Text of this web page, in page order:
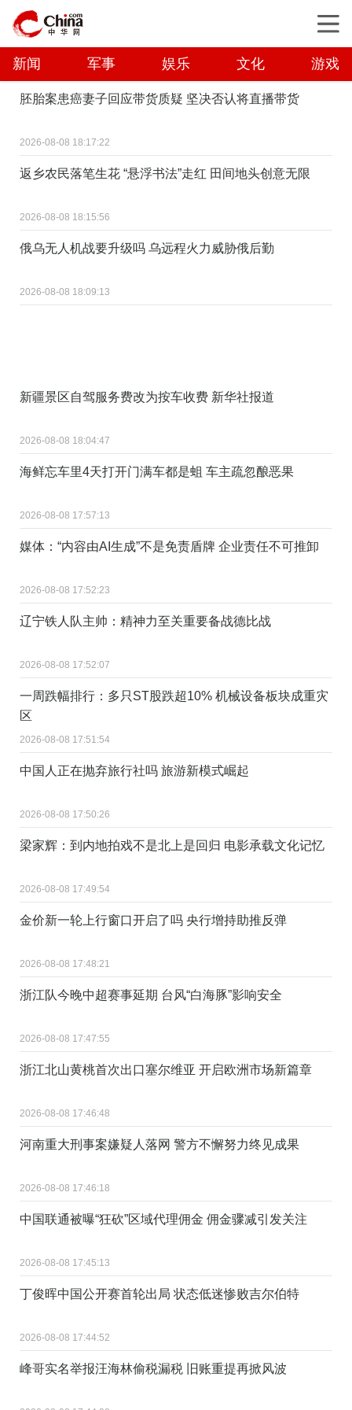
新闻 军事 娱乐 文化 游戏
胚胎案患癌妻子回应带货质疑 坚决否认将直播带货
2026-08-08 18:17:22
返乡农民落笔生花 “悬浮书法”走红 田间地头创意无限
2026-08-08 18:15:56
俄乌无人机战要升级吗 乌远程火力威胁俄后勤
2026-08-08 18:09:13
新疆景区自驾服务费改为按车收费 新华社报道
2026-08-08 18:04:47
海鲜忘车里4天打开门满车都是蛆 车主疏忽酿恶果
2026-08-08 17:57:13
媒体：“内容由AI生成”不是免责盾牌 企业责任不可推卸
2026-08-08 17:52:23
辽宁铁人队主帅：精神力至关重要备战德比战
2026-08-08 17:52:07
一周跌幅排行：多只ST股跌超10% 机械设备板块成重灾
区
2026-08-08 17:51:54
中国人正在抛弃旅行社吗 旅游新模式崛起
2026-08-08 17:50:26
梁家辉：到内地拍戏不是北上是回归 电影承载文化记忆
2026-08-08 17:49:54
金价新一轮上行窗口开启了吗 央行增持助推反弹
2026-08-08 17:48:21
浙江队今晚中超赛事延期 台风“白海豚”影响安全
2026-08-08 17:47:55
浙江北山黄桃首次出口塞尔维亚 开启欧洲市场新篇章
2026-08-08 17:46:48
河南重大刑事案嫌疑人落网 警方不懈努力终见成果
2026-08-08 17:46:18
中国联通被曝“狂砍”区域代理佣金 佣金骤减引发关注
2026-08-08 17:45:13
丁俊晖中国公开赛首轮出局 状态低迷惨败吉尔伯特
2026-08-08 17:44:52
峰哥实名举报汪海林偷税漏税 旧账重提再掀风波